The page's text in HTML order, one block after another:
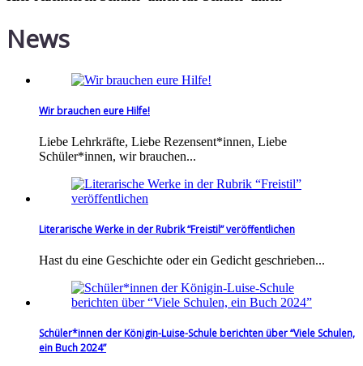
News
Wir brauchen eure Hilfe!
Liebe Lehrkräfte, Liebe Rezensent*innen, Liebe
Schüler*innen, wir brauchen...
Literarische Werke in der Rubrik “Freistil” veröffentlichen
Hast du eine Geschichte oder ein Gedicht geschrieben...
Schüler*innen der Königin-Luise-Schule berichten über “Viele Schulen,
ein Buch 2024”